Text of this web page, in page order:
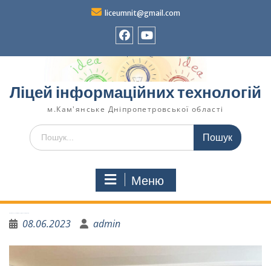
liceumnit@gmail.com
Ліцей інформаційних технологій
м.Кам'янське Дніпропетровської області
Меню
08.06.2023 admin